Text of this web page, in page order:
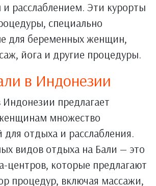
расслаблением. Эти курорты
специально
для беременных женщин,
йога и другие процедуры.
в Индонезии
предлагает
множество
для отдыха и расслабления.
видов отдыха на Бали — это
центров, которые предлагают
процедур, включая массажи,